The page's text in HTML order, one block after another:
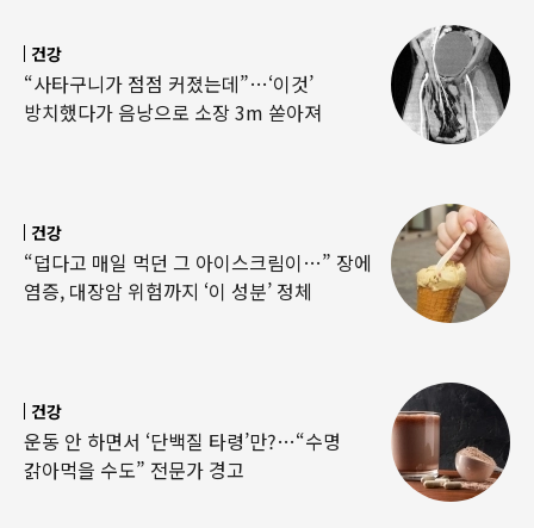
건강
“사타구니가 점점 커졌는데”…‘이것’
방치했다가 음낭으로 소장 3m 쏟아져
건강
“덥다고 매일 먹던 그 아이스크림이…” 장에
염증, 대장암 위험까지 ‘이 성분’ 정체
건강
운동 안 하면서 ‘단백질 타령’만?…“수명
갉아먹을 수도” 전문가 경고